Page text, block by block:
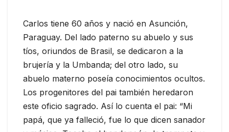
Carlos tiene 60 años y nació en Asunción,
Paraguay. Del lado paterno su abuelo y sus
tíos, oriundos de Brasil, se dedicaron a la
brujería y la Umbanda; del otro lado, su
abuelo materno poseía conocimientos ocultos.
Los progenitores del pai también heredaron
este oficio sagrado. Así lo cuenta el pai: “Mi
papá, que ya falleció, fue lo que dicen sanador